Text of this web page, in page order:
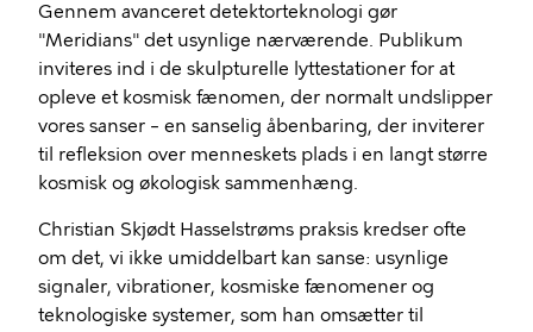
Gennem avanceret detektorteknologi gør
"Meridians" det usynlige nærværende. Publikum
inviteres ind i de skulpturelle lyttestationer for at
opleve et kosmisk fænomen, der normalt undslipper
vores sanser – en sanselig åbenbaring, der inviterer
til refleksion over menneskets plads i en langt større
kosmisk og økologisk sammenhæng.
Christian Skjødt Hasselstrøms praksis kredser ofte
om det, vi ikke umiddelbart kan sanse: usynlige
signaler, vibrationer, kosmiske fænomener og
teknologiske systemer, som han omsætter til